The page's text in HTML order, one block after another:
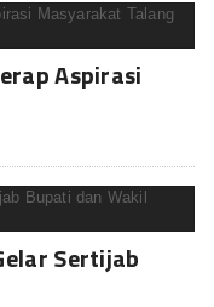
Aspirasi
Sertijab